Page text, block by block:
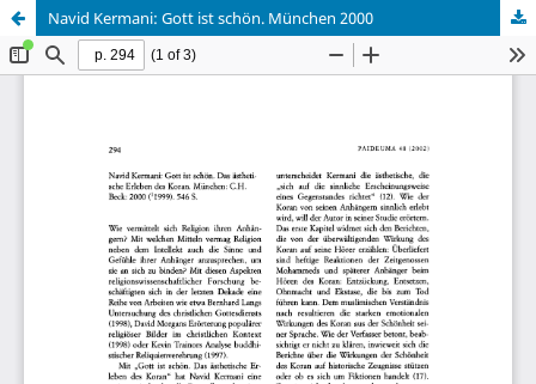
Navid Kermani: Gott ist schön. München 2000